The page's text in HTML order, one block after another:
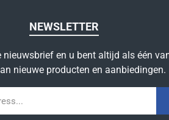
NEWSLETTER
en u bent altijd als één
nieuwe producten en aanbiedingen.